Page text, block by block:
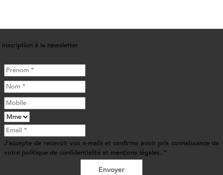
Inscription à la newsletter
J'accepte de recevoir vos e-mails et confirme avoir pris connaissance de
votre politique de confidentialité et mentions légales. *
Envoyer